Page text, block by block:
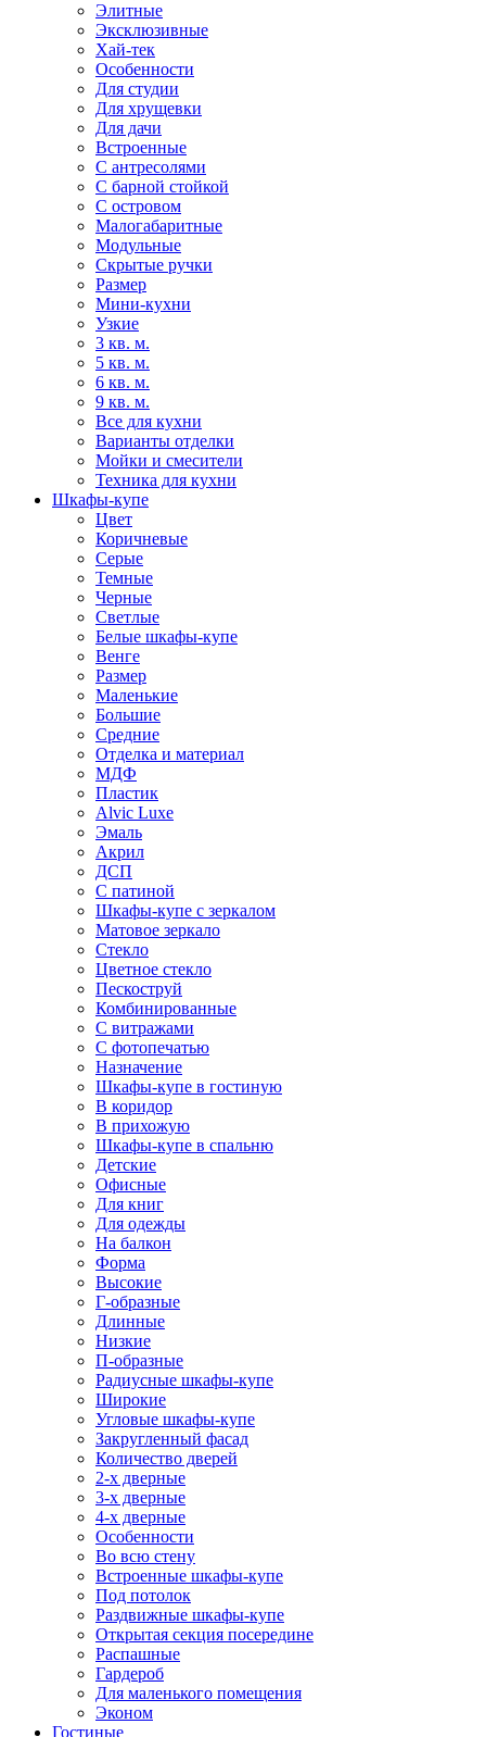
Элитные
Эксклюзивные
Хай-тек
Особенности
Для студии
Для хрущевки
Для дачи
Встроенные
С антресолями
С барной стойкой
С островом
Малогабаритные
Модульные
Скрытые ручки
Размер
Мини-кухни
Узкие
3 кв. м.
5 кв. м.
6 кв. м.
9 кв. м.
Все для кухни
Варианты отделки
Мойки и смесители
Техника для кухни
Шкафы-купе
Цвет
Коричневые
Серые
Темные
Черные
Светлые
Белые шкафы-купе
Венге
Размер
Маленькие
Большие
Средние
Отделка и материал
МДФ
Пластик
Alvic Luxe
Эмаль
Акрил
ДСП
С патиной
Шкафы-купе с зеркалом
Матовое зеркало
Стекло
Цветное стекло
Пескоструй
Комбинированные
С витражами
С фотопечатью
Назначение
Шкафы-купе в гостиную
В коридор
В прихожую
Шкафы-купе в спальню
Детские
Офисные
Для книг
Для одежды
На балкон
Форма
Высокие
Г-образные
Длинные
Низкие
П-образные
Радиусные шкафы-купе
Широкие
Угловые шкафы-купе
Закругленный фасад
Количество дверей
2-х дверные
3-х дверные
4-х дверные
Особенности
Во всю стену
Встроенные шкафы-купе
Под потолок
Раздвижные шкафы-купе
Открытая секция посередине
Распашные
Гардероб
Для маленького помещения
Эконом
Гостиные